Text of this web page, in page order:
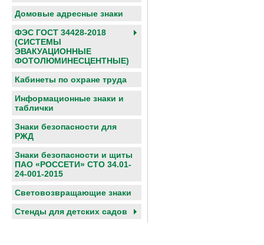
Домовые адресные знаки
ФЭС ГОСТ 34428-2018
(СИСТЕМЫ
ЭВАКУАЦИОННЫЕ
ФОТОЛЮМИНЕСЦЕНТНЫЕ)
Кабинеты по охране труда
Информационные знаки и
таблички
Знаки безопасности для
РЖД
Знаки безопасности и щиты
ПАО «РОССЕТИ» СТО 34.01-
24-001-2015
Световозвращающие знаки
Cтенды для детских садов